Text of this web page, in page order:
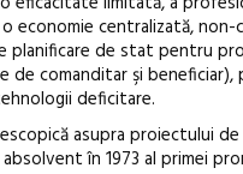
economie centralizată, non-
planificare de stat pentru
de comanditar şi beneficiar),
deficitare.
asupra proiectului
absolvent în 1973 al primei